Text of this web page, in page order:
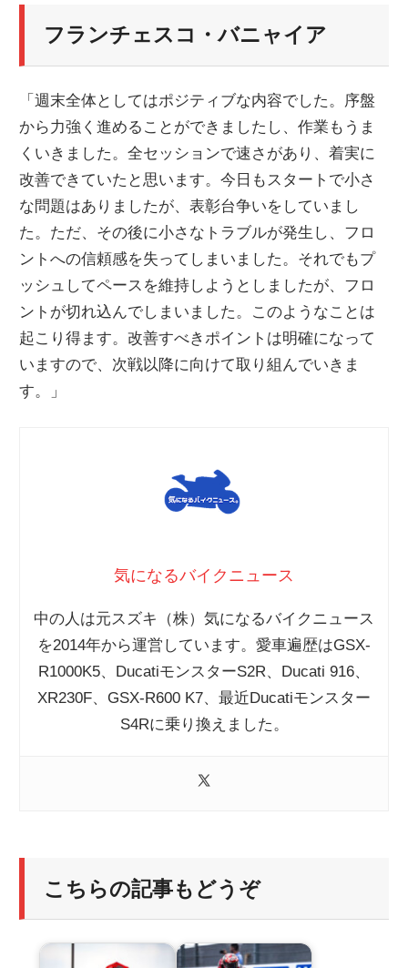
フランチェスコ・バニャイア
「週末全体としてはポジティブな内容でした。序盤
から力強く進めることができましたし、作業もうま
くいきました。全セッションで速さがあり、着実に
改善できていたと思います。今日もスタートで小さ
な問題はありましたが、表彰台争いをしていまし
た。ただ、その後に小さなトラブルが発生し、フロ
ントへの信頼感を失ってしまいました。それでもプ
ッシュしてペースを維持しようとしましたが、フロ
ントが切れ込んでしまいました。このようなことは
起こり得ます。改善すべきポイントは明確になって
いますので、次戦以降に向けて取り組んでいきま
す。」
気になるバイクニュース
中の人は元スズキ（株）気になるバイクニュース
を2014年から運営しています。愛車遍歴はGSX-
R1000K5、DucatiモンスターS2R、Ducati 916、
XR230F、GSX-R600 K7、最近Ducatiモンスター
S4Rに乗り換えました。
こちらの記事もどうぞ